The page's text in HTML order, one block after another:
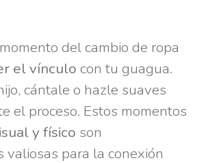
del cambio de ropa
el vínculo con tu guagua.
cántale o hazle suaves
el proceso. Estos momentos
y físico son
para la conexión